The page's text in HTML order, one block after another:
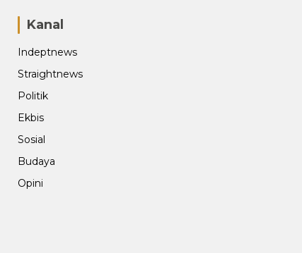
Kanal
Indeptnews
Straightnews
Politik
Ekbis
Sosial
Budaya
Opini